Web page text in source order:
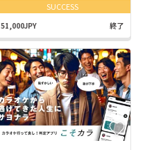
SUCCESS
51,000JPY 終了